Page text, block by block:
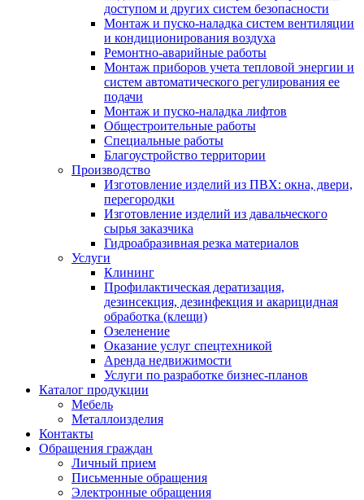
доступом и других систем безопасности
Монтаж и пуско-наладка систем вентиляции
и кондиционирования воздуха
Ремонтно-аварийные работы
Монтаж приборов учета тепловой энергии и
систем автоматического регулирования ее
подачи
Монтаж и пуско-наладка лифтов
Общестроительные работы
Специальные работы
Благоустройство территории
Производство
Изготовление изделий из ПВХ: окна, двери,
перегородки
Изготовление изделий из давальческого
сырья заказчика
Гидроабразивная резка материалов
Услуги
Клининг
Профилактическая дератизация,
дезинсекция, дезинфекция и акарицидная
обработка (клещи)
Озеленение
Оказание услуг спецтехникой
Аренда недвижимости
Услуги по разработке бизнес-планов
Каталог продукции
Мебель
Металлоизделия
Контакты
Обращения граждан
Личный прием
Письменные обращения
Электронные обращения